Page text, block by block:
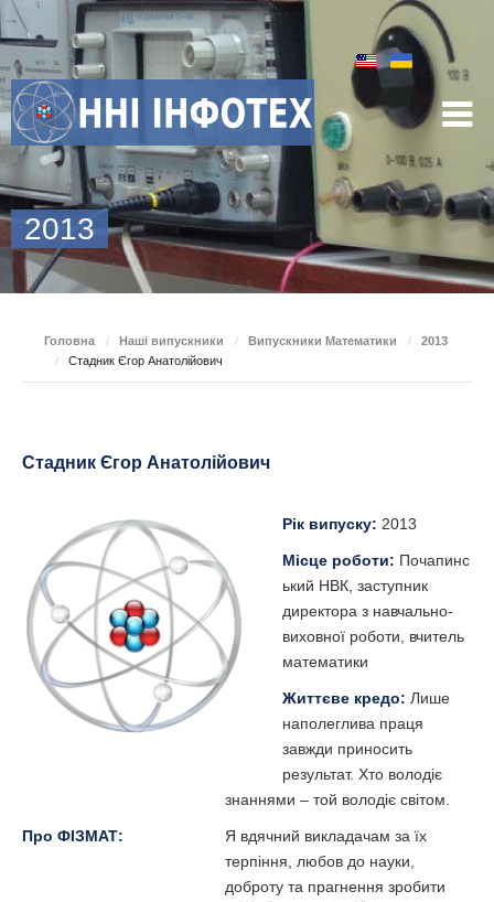
2013
Головна / Наші випускники / Випускники Математики /
2013
/
Стадник Єгор Анатолійович
Стадник Єгор Анатолійович
Рік випуску: 2013
Місце роботи: Почапинс
ький НВК, заступник
директора з навчально-
виховної роботи, вчитель
математики
Життєве кредо: Лише
наполеглива праця
завжди приносить
результат. Хто володіє
знаннями – той володіє світом.
Про ФІЗМАТ:
Я вдячний викладачам за їх
терпіння, любов до науки,
доброту та прагнення зробити